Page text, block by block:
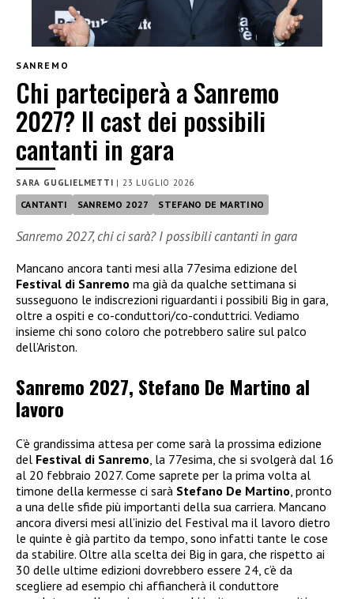
SANREMO
Chi parteciperà a Sanremo
2027? Il cast dei possibili
cantanti in gara
SARA GUGLIELMETTI |23 LUGLIO 2026
CANTANTI SANREMO 2027 STEFANO DE MARTINO
Sanremo 2027, chi ci sarà? I possibili cantanti in gara
Mancano ancora tanti mesi alla 77esima edizione del
Festival di Sanremo ma già da qualche settimana si
susseguono le indiscrezioni riguardanti i possibili Big in gara,
oltre a ospiti e co-conduttori/co-conduttrici. Vediamo
insieme chi sono coloro che potrebbero salire sul palco
dell’Ariston.
Sanremo 2027, Stefano De Martino al
lavoro
C’è grandissima attesa per come sarà la prossima edizione
del Festival di Sanremo, la 77esima, che si svolgerà dal 16
al 20 febbraio 2027. Come saprete per la prima volta al
timone della kermesse ci sarà Stefano De Martino, pronto
a una delle sfide più importanti della sua carriera. Mancano
ancora diversi mesi all’inizio del Festival ma il lavoro dietro
le quinte è già partito da tempo, sono infatti tante le cose
da stabilire. Oltre alla scelta dei Big in gara, che rispetto ai
30 delle ultime edizioni dovrebbero essere 24, c’è da
scegliere ad esempio chi affiancherà il conduttore